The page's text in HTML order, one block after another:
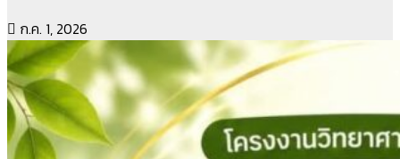
ก.ค. 1, 2026